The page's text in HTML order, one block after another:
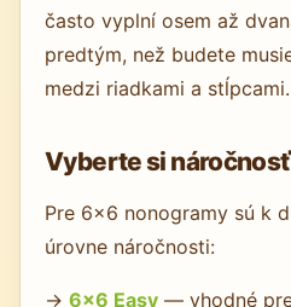
často vyplní osem až
predtým, než budete
medzi riadkami a stĺpcami.
Vyberte si
Pre 6×6 nonogramy sú k
úrovne náročnosti:
→ 6×6 Easy — vhodné